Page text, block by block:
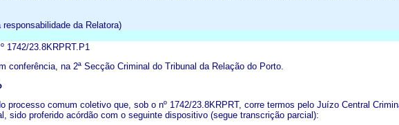
responsabilidade da Relatora)
1742/23.8KRPRT.P1
conferência, na 2ª Secção Criminal do Tribunal da Relação do Porto.
processo comum coletivo que, sob o nº 1742/23.8KRPRT, corre termos pelo Juízo Central
sido proferido acórdão com o seguinte dispositivo (segue transcrição parcial):